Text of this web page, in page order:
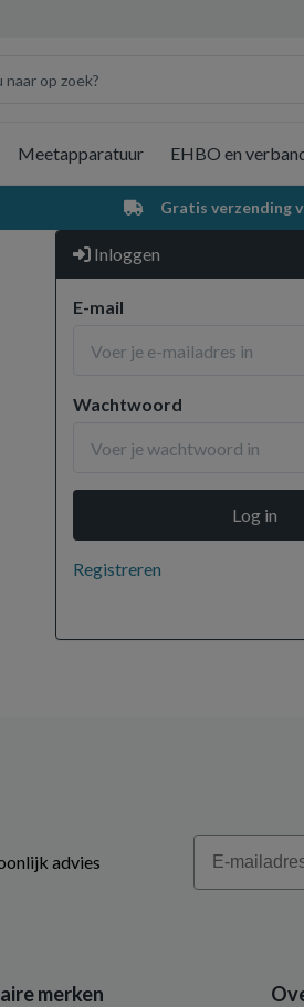
Meetapparatuur EHBO en
Gratis verzending
Inloggen
E-mail
Wachtwoord
Registreren
advies
Email
merken